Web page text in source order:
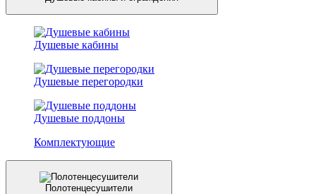
Душевые кабины
Душевые перегородки
Душевые поддоны
Комплектующие
Полотенцесушители